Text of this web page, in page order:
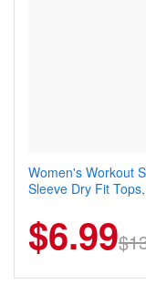
Women's Workout
Sleeve Dry Fit
$6.99
Coostar Men's
Oxford Style with
$22.49